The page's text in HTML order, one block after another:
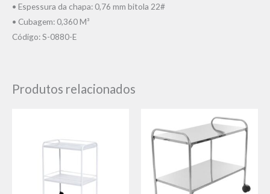
• Espessura da chapa: 0,76 mm bitola 22#
• Cubagem: 0,360 M³
Código: S-0880-E
Produtos relacionados